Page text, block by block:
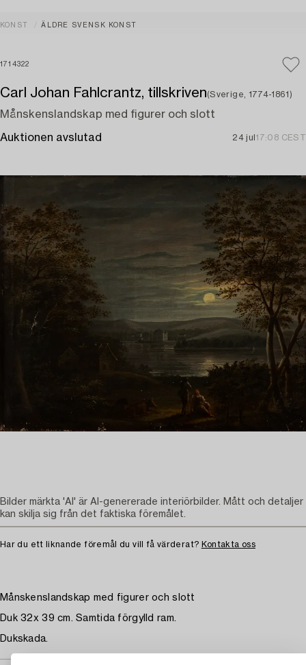
KONST ÄLDRE SVENSK KONST
1714322
Carl Johan Fahlcrantz, tillskriven(Sverige, 1774-1861)
Månskenslandskap med figurer och slott
Auktionen avslutad 24 jul 17:08 CEST
Har du ett liknande föremål du vill få värderat? Kontakta oss
Månskenslandskap med figurer och slott
Duk 32x 39 cm. Samtida förgylld ram.
Dukskada.
Bilder märkta 'AI' är AI-genererade interiörbilder. Mått och detaljer
kan skilja sig från det faktiska föremålet.